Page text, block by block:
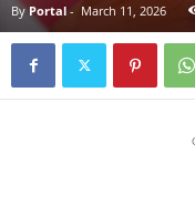
By Portal - March 11, 2026